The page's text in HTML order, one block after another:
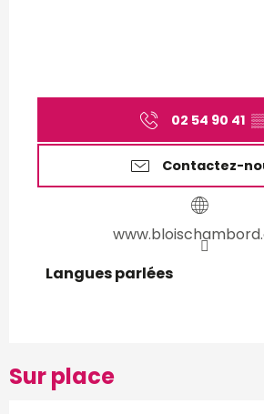
02 54 90 41
Contactez-
Langues parlées
Langues parlées
Sur place